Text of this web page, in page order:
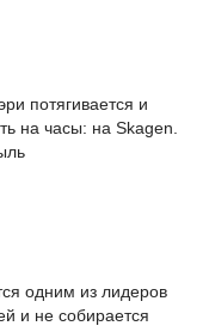
потягивается и
на часы: на Skagen.
одним из лидеров
и не собирается